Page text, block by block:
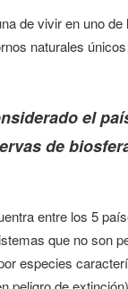
de vivir en uno
naturales
el
de
entre los 5
que no son
especies